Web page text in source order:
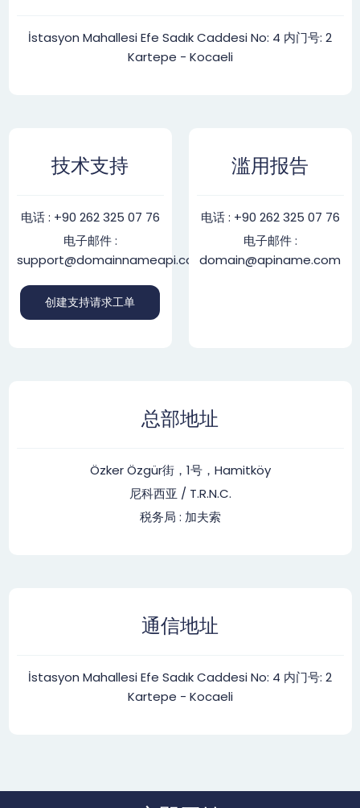
İstasyon Mahallesi Efe Sadık Caddesi No: 4 内门号: 2
Kartepe - Kocaeli
技术支持
电话 : +90 262 325 07 76
电子邮件 :
support@domainnameapi.com
创建支持请求工单
滥用报告
电话 : +90 262 325 07 76
电子邮件 :
domain@apiname.com
总部地址
Özker Özgür街，1号，Hamitköy
尼科西亚 / T.R.N.C.
税务局 : 加夫索
通信地址
İstasyon Mahallesi Efe Sadık Caddesi No: 4 内门号: 2
Kartepe - Kocaeli